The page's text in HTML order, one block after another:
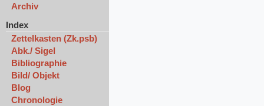
Archiv
Index
Zettelkasten (Zk.psb)
Abk./ Sigel
Bibliographie
Bild/ Objekt
Blog
Chronologie